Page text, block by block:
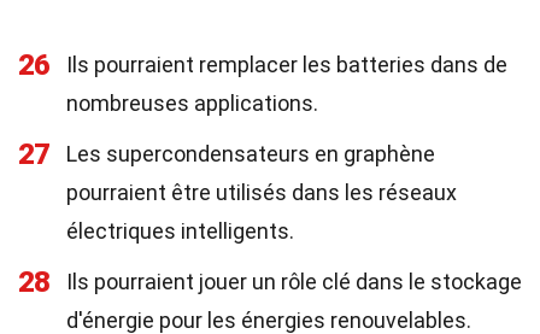
26
Ils pourraient remplacer les batteries dans de
nombreuses applications.
27
Les supercondensateurs en graphène
pourraient être utilisés dans les réseaux
électriques intelligents.
28
Ils pourraient jouer un rôle clé dans le stockage
d'énergie pour les énergies renouvelables.